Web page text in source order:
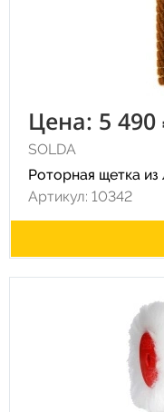
Цена: 5 490
SOLDA
Роторная щетка
Артикул: 10342